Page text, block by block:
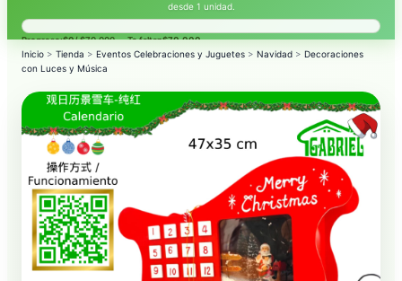
desde 1 unidad.
Progreso:$0/ $70.000 — Te faltan$70.000.
Inicio > Tienda > Eventos Celebraciones y Juguetes > Navidad > Decoraciones
con Luces y Música